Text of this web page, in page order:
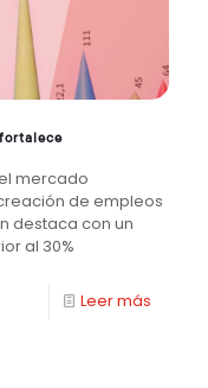
mercado
de empleos
destaca con un
al 30%
Leer más